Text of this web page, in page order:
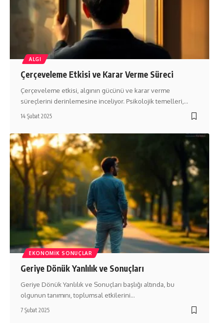
ALGI
Çerçeveleme Etkisi ve Karar Verme Süreci
Çerçeveleme etkisi, algının gücünü ve karar verme
süreçlerini derinlemesine inceliyor. Psikolojik temelleri,…
14 Şubat 2025
EKONOMIK SONUÇLAR
Geriye Dönük Yanlılık ve Sonuçları
Geriye Dönük Yanlılık ve Sonuçları başlığı altında, bu
olgunun tanımını, toplumsal etkilerini…
7 Şubat 2025